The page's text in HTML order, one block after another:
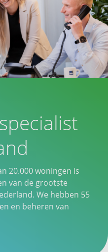
20.000 woningen is
van de grootste
We hebben 55
en beheren van